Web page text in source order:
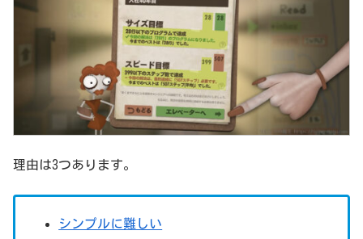
理由は3つあります。
シンプルに難しい